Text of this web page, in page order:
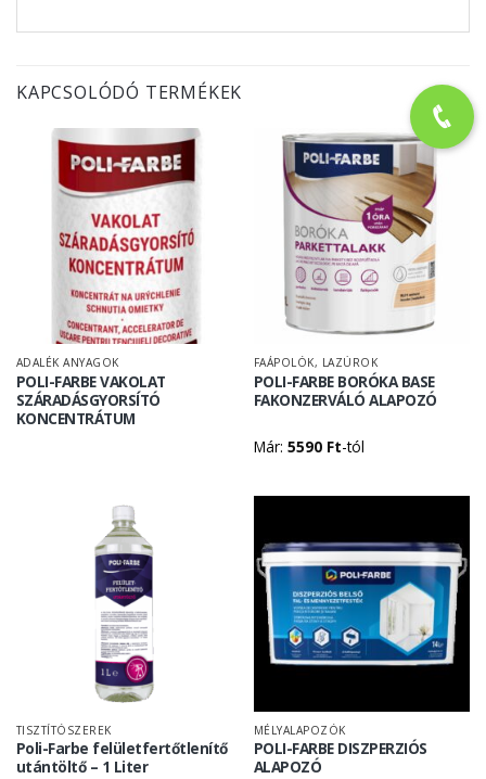
KAPCSOLÓDÓ TERMÉKEK
ADALÉK ANYAGOK
POLI-FARBE VAKOLAT
SZÁRADÁSGYORSÍTÓ
KONCENTRÁTUM
FAÁPOLÓK, LAZÚROK
POLI-FARBE BORÓKA BASE
FAKONZERVÁLÓ ALAPOZÓ
Már: 5590 Ft-tól
TISZTÍTÓSZEREK
Poli-Farbe felületfertőtlenítő
utántöltő – 1 Liter
MÉLYALAPOZÓK
POLI-FARBE DISZPERZIÓS
ALAPOZÓ